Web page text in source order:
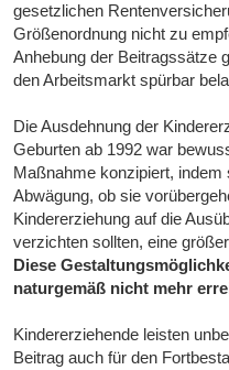
gesetzlichen
Größenordnung nicht zu
Anhebung der Beitragssätze
den Arbeitsmarkt spürbar
Die Ausdehnung der
Geburten ab 1992 war
Maßnahme konzipiert,
Abwägung, ob sie
Kindererziehung auf die
verzichten sollten, eine
Diese
naturgemäß nicht mehr
Kindererziehende leisten
Beitrag auch für den